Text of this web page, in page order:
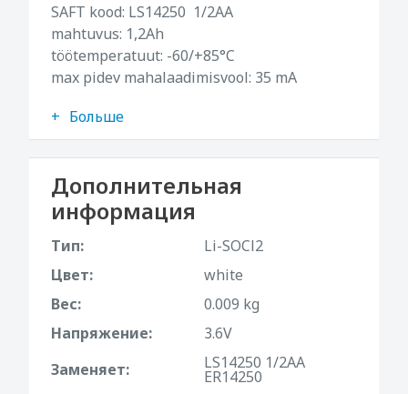
SAFT kood: LS14250 1/2AA
mahtuvus: 1,2Ah
töötemperatuut: -60/+85°C
max pidev mahalaadimisvool: 35 mA
Больше
Дополнительная
информация
Тип:
Li-SOCl2
Цвет:
white
Вес:
0.009 kg
Напряжение:
3.6V
Заменяет:
LS14250 1/2AA
ER14250